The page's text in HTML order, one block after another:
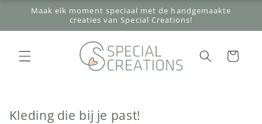
naar de
Maak elk moment speciaal met de handgemaakte
creaties van Special Creations!
Winkelwagen
Kleding die bij je past!